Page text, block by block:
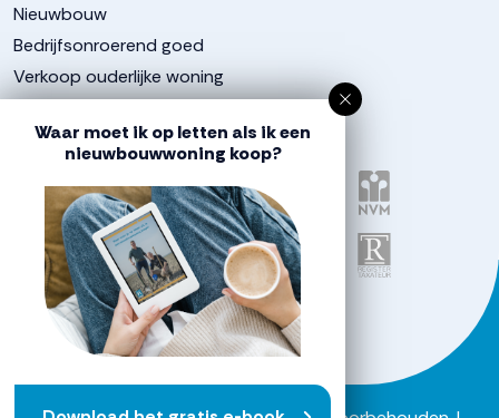
Nieuwbouw
Bedrijfsonroerend goed
Verkoop ouderlijke woning
Aangesloten bij
Waar moet ik op letten als ik een
nieuwbouwwoning koop?